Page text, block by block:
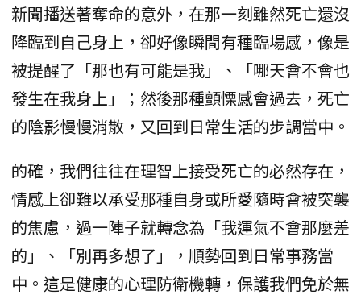
新聞播送著奪命的意外，在那一刻雖然死亡還沒
降臨到自己身上，卻好像瞬間有種臨場感，像是
被提醒了「那也有可能是我」、「哪天會不會也
發生在我身上」；然後那種顫慄感會過去，死亡
的陰影慢慢消散，又回到日常生活的步調當中。
的確，我們往往在理智上接受死亡的必然存在，
情感上卻難以承受那種自身或所愛隨時會被突襲
的焦慮，過一陣子就轉念為「我運氣不會那麼差
的」、「別再多想了」，順勢回到日常事務當
中。這是健康的心理防衛機轉，保護我們免於無